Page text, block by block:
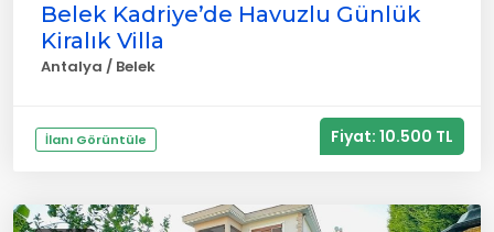
Belek Kadriye’de Havuzlu Günlük
Kiralık Villa
Antalya / Belek
İlanı Görüntüle Fiyat: 10.500 TL